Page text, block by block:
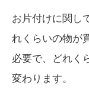
お片付けに関し
れくらいの物が
必要で、どれく
変わります。